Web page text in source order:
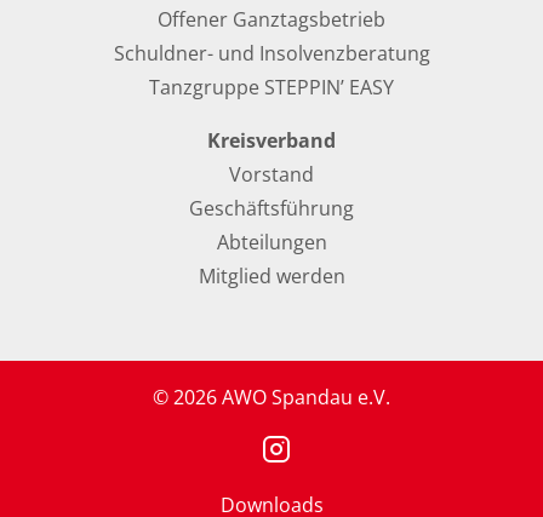
Offener Ganztagsbetrieb
Schuldner- und Insolvenzberatung
Tanzgruppe STEPPIN’ EASY
Kreisverband
Vorstand
Geschäftsführung
Abteilungen
Mitglied werden
© 2026 AWO Spandau e.V.
Downloads